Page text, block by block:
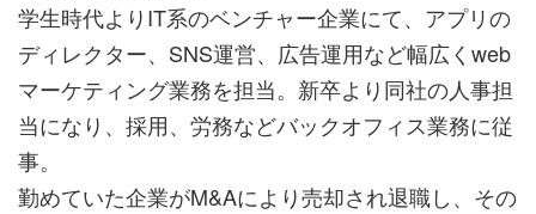
学生時代よりIT系のベンチャー企業にて、アプリの
ディレクター、SNS運営、広告運用など幅広くweb
マーケティング業務を担当。新卒より同社の人事担
当になり、採用、労務などバックオフィス業務に従
事。
勤めていた企業がM&Aにより売却され退職し、その